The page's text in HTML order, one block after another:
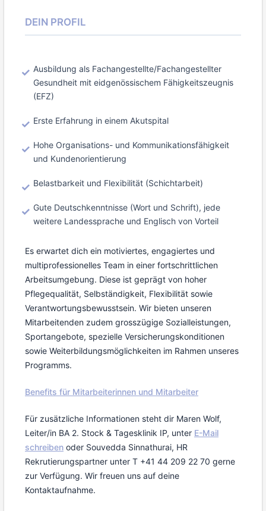
DEIN PROFIL
Ausbildung als Fachangestellte/Fachangestellter
Gesundheit mit eidgenössischem Fähigkeitszeugnis
(EFZ)
Erste Erfahrung in einem Akutspital
Hohe Organisations- und Kommunikationsfähigkeit
und Kundenorientierung
Belastbarkeit und Flexibilität (Schichtarbeit)
Gute Deutschkenntnisse (Wort und Schrift), jede
weitere Landessprache und Englisch von Vorteil
Es erwartet dich ein motiviertes, engagiertes und
multiprofessionelles Team in einer fortschrittlichen
Arbeitsumgebung. Diese ist geprägt von hoher
Pflegequalität, Selbständigkeit, Flexibilität sowie
Verantwortungsbewusstsein. Wir bieten unseren
Mitarbeitenden zudem grosszügige Sozialleistungen,
Sportangebote, spezielle Versicherungskonditionen
sowie Weiterbildungsmöglichkeiten im Rahmen unseres
Programms.
Benefits für Mitarbeiterinnen und Mitarbeiter
Für zusätzliche Informationen steht dir Maren Wolf,
Leiter/in BA 2. Stock & Tagesklinik IP, unter E-Mail
schreiben oder Souvedda Sinnathurai, HR
Rekrutierungspartner unter T +41 44 209 22 70 gerne
zur Verfügung. Wir freuen uns auf deine
Kontaktaufnahme.